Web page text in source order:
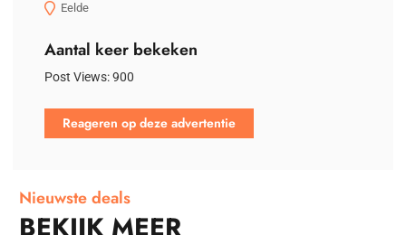
Eelde
Aantal keer bekeken
Post Views:900
Reageren op deze advertentie
Nieuwste deals
BEKIJK MEER